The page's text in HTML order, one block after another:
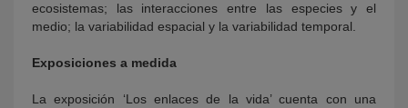
ecosistemas; las interacciones entre las especies y el
medio; la variabilidad espacial y la variabilidad temporal.
Exposiciones a medida
La exposición ‘Los enlaces de la vida’ cuenta con una